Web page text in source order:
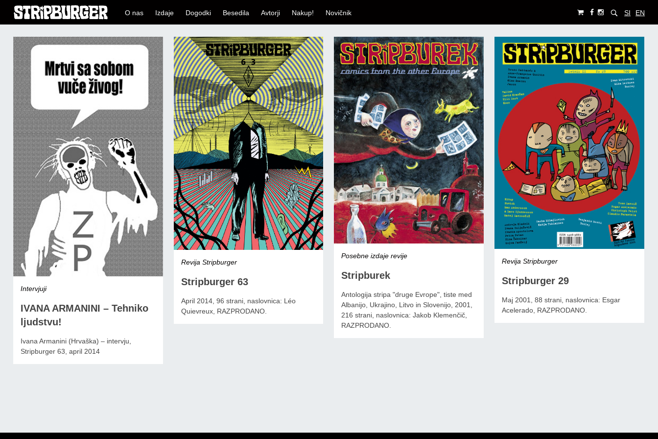
O nas Izdaje Dogodki Besedila Avtorji Nakup! Novičnik SI EN
Intervjuji
IVANA ARMANINI – Tehniko
ljudstvu!
Ivana Armanini (Hrvaška) – intervju,
Stripburger 63, april 2014
Revija Stripburger
Stripburger 63
April 2014, 96 strani, naslovnica: Léo
Quievreux, RAZPRODANO.
Posebne izdaje revije
Stripburek
Antologija stripa "druge Evrope", tiste med
Albanijo, Ukrajino, Litvo in Slovenijo, 2001,
216 strani, naslovnica: Jakob Klemenčič,
RAZPRODANO.
Revija Stripburger
Stripburger 29
Maj 2001, 88 strani, naslovnica: Esgar
Acelerado, RAZPRODANO.